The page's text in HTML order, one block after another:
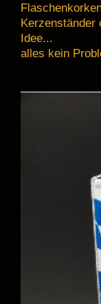
Kerzenständer
Idee...
alles kein